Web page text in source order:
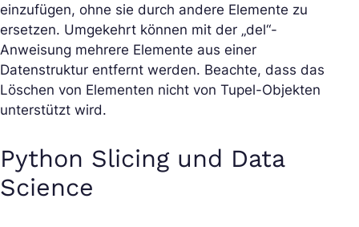
einzufügen, ohne sie durch andere Elemente zu
ersetzen. Umgekehrt können mit der „del“-
Anweisung mehrere Elemente aus einer
Datenstruktur entfernt werden. Beachte, dass das
Löschen von Elementen nicht von Tupel-Objekten
unterstützt wird.
Python Slicing und Data
Science